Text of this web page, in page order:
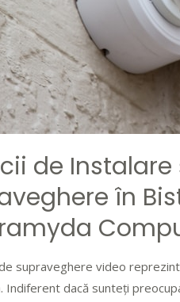
de
în
supraveghere video
Indiferent dacă sunteți